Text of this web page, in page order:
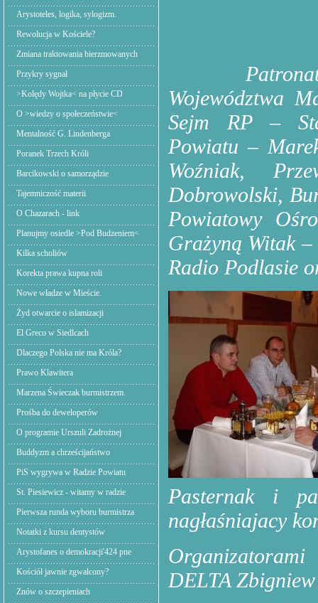
Arystoteles, logika, sylogizm.
Rewolucja w Kościele?
Zmiana traktowania bierzmowanych
Przykry sygnał
>Kolędy Wojtka< na płycie CD
O >wiedzy o społeczeństwie<
Mentalność G. Lindenberga
Poranek Trzech Króli
Barcikowski o samorządzie
Tajemniczość materii
O Chazarach - link
Planujmy osiedle >Pod Budzeniem<
Kilka scholiów
Korekta prawa kupna roli
Nowe władze w Mieście.
Żyd otwarcie o islamizacji
El Greco w Siedlcach
Dlaczego Polska nie ma Króla?
Prawo Klawitera
Marzena Świeczak burmistrzem.
Prośba do deweloperów
O programie Urszuli Zadrożnej
Buddyzm a chrześcijaństwo
PiS wygrywa w Radzie Powiatu
St. Piesiewicz - witamy w radzie
Pierwsza runda wyboru burmistrza
Notatki z kursu dentystów
Arystofanes o demokracji'424 pne
Kościół jawnie zgwałcony?
Znów o szczepieniach
Województwa
Sejm RP –
Powiatu –
Woźniak,
Dobrowolski,
Powiatowy
Grażyną Witak
Radio Podlasie
Pasternak i
nagłaśniajacy
DELTA